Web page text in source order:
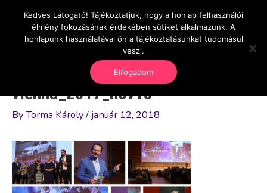
content
OnlineSeedsMan
Üzlet és szabadság
Main
vienna_2017_nov18
ByTorma Károly/ január 12, 2018
Kedves Látogató! Tájékoztatjuk, hogy a honlap felhasználói
élmény fokozásának érdekében sütiket alkalmazunk. A
honlapunk használatával ön a tájékoztatásunkat tudomásul
veszi.
Elfogadom